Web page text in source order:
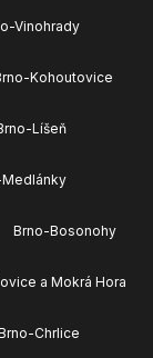
Vinohrady
Kohoutovice
Líšeň
Brno-Bosonohy
a Mokrá Hora
Chrlice